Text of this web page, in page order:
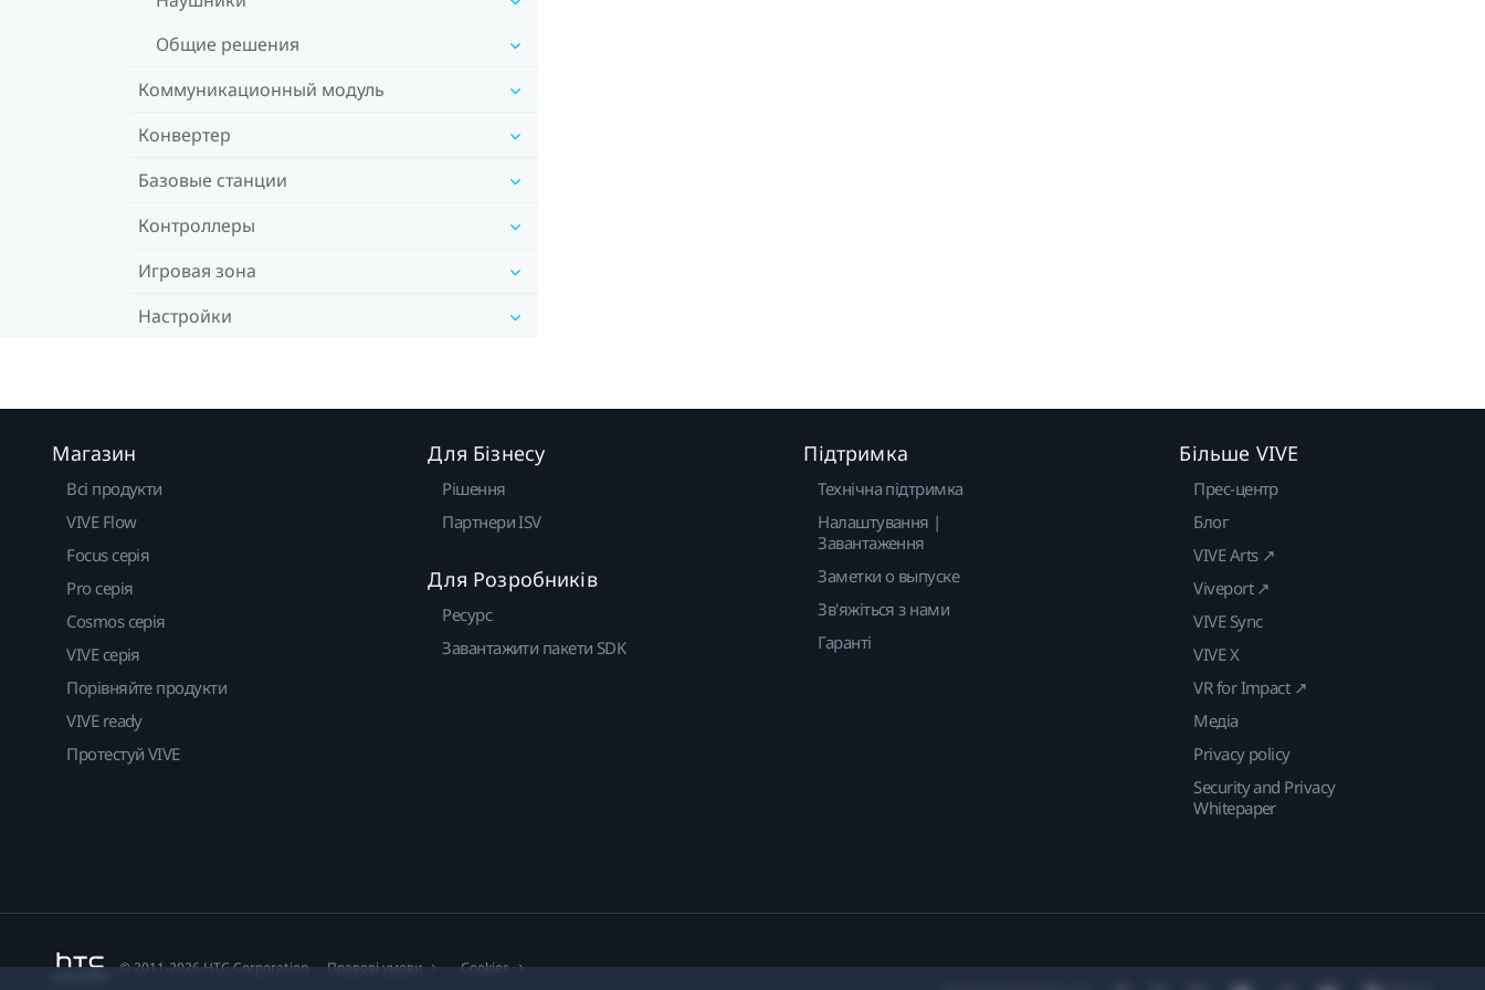
Общие решения
Коммуникационный модуль
Конвертер
Базовые станции
Контроллеры
Игровая зона
Настройки
Магазин
Всі продукти
VIVE Flow
Focus серія
Pro серія
Cosmos серія
VIVE серія
Порівняйте продукти
VIVE ready
Протестуй VIVE
Для Бізнесу
Рішення
Партнери ISV
Для Розробників
Ресурс
Завантажити пакети SDK
Підтримка
Технічна підтримка
Налаштування |
Завантаження
Заметки о выпуске
Зв'яжіться з нами
Гаранті
Більше VIVE
Прес-центр
Блог
VIVE Arts ↗
Viveport ↗
VIVE Sync
VIVE X
VR for Impact ↗
Медіа
Privacy policy
Security and Privacy
Whitepaper
© 2011-2026 HTC Corporation Правові умови Cookies